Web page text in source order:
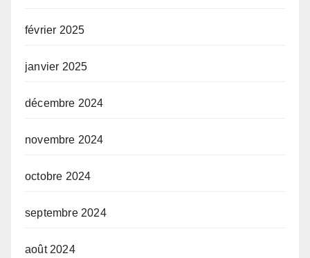
février 2025
janvier 2025
décembre 2024
novembre 2024
octobre 2024
septembre 2024
août 2024